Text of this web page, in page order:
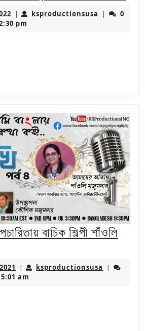
পর্ব
February
18,
| ksproductionsusa |
0
pm
বাচিক শিল্পী শাঁওলি
December
11,
| ksproductionsusa |
5:01 am